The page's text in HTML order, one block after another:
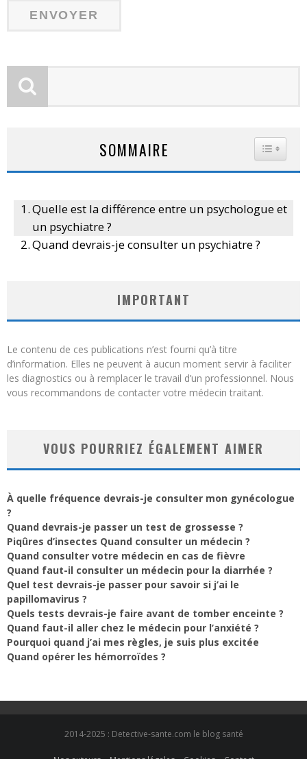
SOMMAIRE
Quelle est la différence entre un psychologue et
un psychiatre ?
Quand devrais-je consulter un psychiatre ?
IMPORTANT
Le contenu de ces publications n’est fourni qu’à titre
d’information. Elles ne peuvent à aucun moment servir à faciliter
les diagnostics ou à remplacer le travail d’un professionnel. Nous
vous recommandons de contacter votre médecin traitant.
VOUS POURRIEZ ÉGALEMENT AIMER
À quelle fréquence devrais-je consulter mon gynécologue
?
Quand devrais-je passer un test de grossesse ?
Piqûres d’insectes Quand consulter un médecin ?
Quand consulter votre médecin en cas de fièvre
Quand faut-il consulter un médecin pour la diarrhée ?
Quel test devrais-je passer pour savoir si j’ai le
papillomavirus ?
Quels tests devrais-je faire avant de tomber enceinte ?
Quand faut-il aller chez le médecin pour l’anxiété ?
Pourquoi quand j’ai mes règles, je suis plus excitée
Quand opérer les hémorroïdes ?
2014-2025 : Detective-sante.com le blog santé